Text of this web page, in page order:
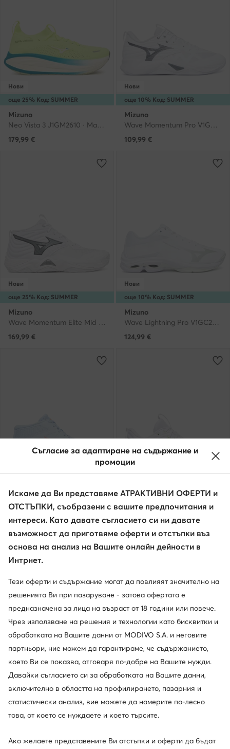
още 25% Код: SUMMER
Нови
Mizuno
Neo Vista 3 J1GM2610 · Маратонки за бягане
179,99 €
още 10% Код: SUMMER
Нови
Mizuno
Wave Momentum Pro V1GA2540 · Обувки за зала
109,99 €
още 25% Код: SUMMER
Нови
Mizuno
Wave Momentum Elite Mid V1GA2517 · Обувки за зала
169,99 €
още 10% Код: SUMMER
Нови
Mizuno
Wave Lightning Pro V1GC2660 · Обувки за зала
124,99 €
още 25% Код: SUMMER
Mizuno
Wave Lightning Elite Mid V1GC2605 · Обувки за зала
164,99€
още 25% Код: SUMMER
Mizuno
164,99€
още 10% Код: SUMMER
Нови
Mizuno
Wave Lightning Pro V1GA2660 · Обувки за зала
още 25% Код: SUMMER
Нови
Mizuno
Съгласие за адаптиране на съдържание и
промоции
Искаме да Ви представяме АТРАКТИВНИ ОФЕРТИ и
ОТСТЪПКИ, съобразени с вашите предпочитания и
интереси. Като давате съгласието си ни давате
възможност да приготвяме оферти и отстъпки въз
основа на анализ на Вашите онлайн дейности в
Интрнет.
Тези оферти и съдържание могат да повлияят значително на
решенията Ви при пазаруване - затова офертата е
предназначена за лица на възраст от 18 години или повече.
Чрез използване на решения и технологии като бисквитки и
обработката на Вашите данни от MODIVO S.A. и неговите
партньори, ние можем да гарантираме, че съдържанието,
което Ви се показва, отговаря по-добре на Вашите нужди.
Давайки съгласието си за обработката на Вашите данни,
включително в областта на профилирането, пазарния и
статистически анализ, вие можете да намерите по-лесно
това, от което се нуждаете и което търсите.
Ако желаете представените Ви отстъпки и оферти да бъдат